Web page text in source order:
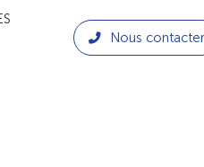
Nous contacter